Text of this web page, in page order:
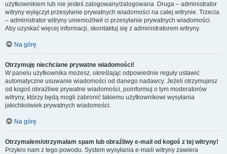
użytkownikiem lub nie jesteś zalogowany/zalogowana. Druga – administrator
witryny wyłączył przesyłanie prywatnych wiadomości na całej witrynie. Trzecia
– administrator witryny uniemożliwił ci przesyłanie prywatnych wiadomości.
Aby uzyskać więcej informacji, skontaktuj się z administratorem witryny.
Na górę
Otrzymuję niechciane prywatne wiadomości!
W panelu użytkownika możesz, określając odpowiednie reguły ustawić
automatyczne usuwanie wiadomości od danego nadawcy. Jeżeli otrzymujesz
od kogoś obraźliwe prywatne wiadomości, poinformuj o tym moderatorów
witryny, którzy będą mogli zabronić takiemu użytkownikowi wysyłania
jakichkolwiek prywatnych wiadomości.
Na górę
Otrzymałem/otrzymałam spam lub obraźliwy e-mail od kogoś z tej witryny!
Przykro nam z tego powodu. System wysyłania e-maili witryny zawiera